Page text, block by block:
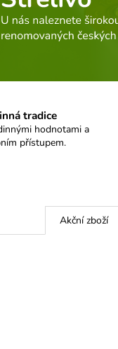
tradice
hodnotami a
přístupem.
Akční zboží